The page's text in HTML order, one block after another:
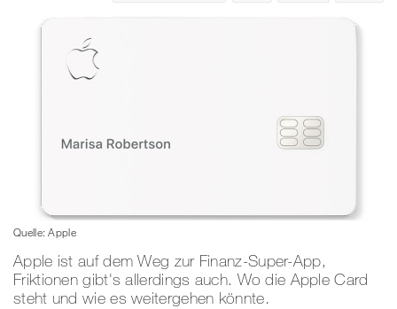
Quelle: Apple
Apple ist auf dem Weg zur Finanz-Super-App,
Friktionen gibt's allerdings auch. Wo die Apple Card
steht und wie es weitergehen könnte.